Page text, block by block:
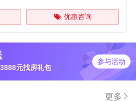
优惠咨询
元找房礼包
参与活动
更多